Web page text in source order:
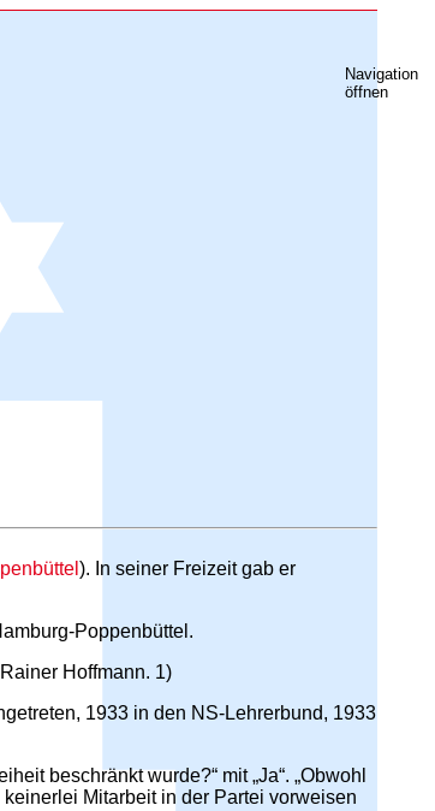
Navigation
öffnen
). In seiner Freizeit gab er
Poppenbüttel.
Hoffmann. 1)
1933 in den NS-Lehrerbund, 1933
beschränkt wurde?“ mit „Ja“. „Obwohl
Mitarbeit in der Partei vorweisen